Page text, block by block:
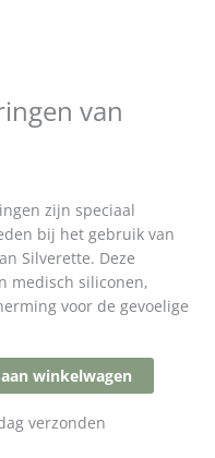
van
zijn speciaal
bij het gebruik van
Silverette. Deze
medisch siliconen,
voor de gevoelige
winkelwagen
verzonden